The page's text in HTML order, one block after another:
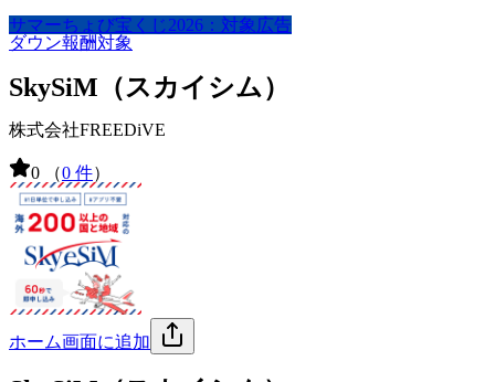
サマーちょび宝くじ2026：対象広告
ダウン報酬対象
SkySiM（スカイシム）
株式会社FREEDiVE
0 （0 件）
ホーム画面に追加